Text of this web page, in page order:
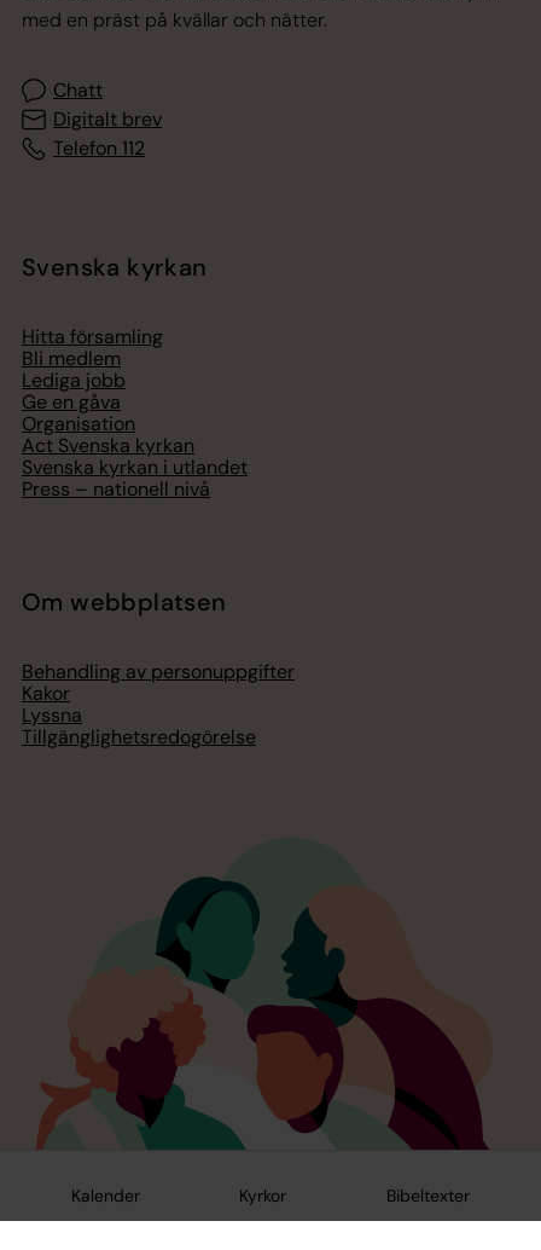
Kalender Kyrkor Bibeltexter
med en präst på kvällar och nätter.
Chatt
Digitalt brev
Telefon 112
Svenska kyrkan
Hitta församling
Bli medlem
Lediga jobb
Ge en gåva
Organisation
Act Svenska kyrkan
Svenska kyrkan i utlandet
Press – nationell nivå
Om webbplatsen
Behandling av personuppgifter
Kakor
Lyssna
Tillgänglighetsredogörelse